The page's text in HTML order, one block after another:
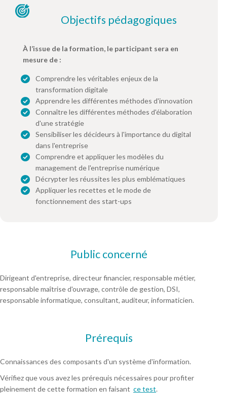
Objectifs pédagogiques
À l’issue de la formation, le participant sera en
mesure de :
Comprendre les véritables enjeux de la
transformation digitale
Apprendre les différentes méthodes d'innovation
Connaître les différentes méthodes d'élaboration
d'une stratégie
Sensibiliser les décideurs à l'importance du digital
dans l'entreprise
Comprendre et appliquer les modèles du
management de l'entreprise numérique
Décrypter les réussites les plus emblématiques
Appliquer les recettes et le mode de
fonctionnement des start-ups
Public concerné
Dirigeant d'entreprise, directeur financier, responsable métier,
responsable maîtrise d'ouvrage, contrôle de gestion, DSI,
responsable informatique, consultant, auditeur, informaticien.
Prérequis
Connaissances des composants d'un système d'information.
Vérifiez que vous avez les prérequis nécessaires pour profiter
pleinement de cette formation en faisant ce test.